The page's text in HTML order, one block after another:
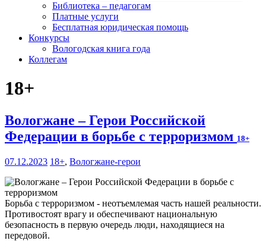
Библиотека – педагогам
Платные услуги
Бесплатная юридическая помощь
Конкурсы
Вологодская книга года
Коллегам
18+
Вологжане – Герои Российской
Федерации в борьбе с терроризмом 18+
07.12.2023 18+, Вологжане-герои
Борьба с терроризмом - неотъемлемая часть нашей реальности.
Противостоят врагу и обеспечивают национальную
безопасность в первую очередь люди, находящиеся на
передовой.